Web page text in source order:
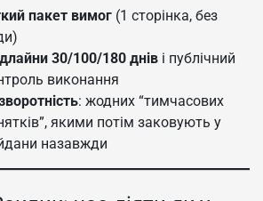
пакет вимог (1 сторінка, без
30/100/180 днів і публічний
виконання
: жодних “тимчасових
якими потім заковують у
назавжди